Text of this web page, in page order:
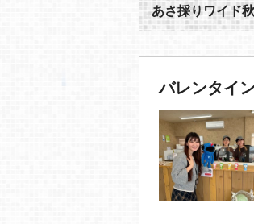
あさ採りワイド
バレンタイ